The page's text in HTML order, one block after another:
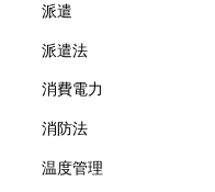
派遣
派遣法
消費電力
消防法
温度管理